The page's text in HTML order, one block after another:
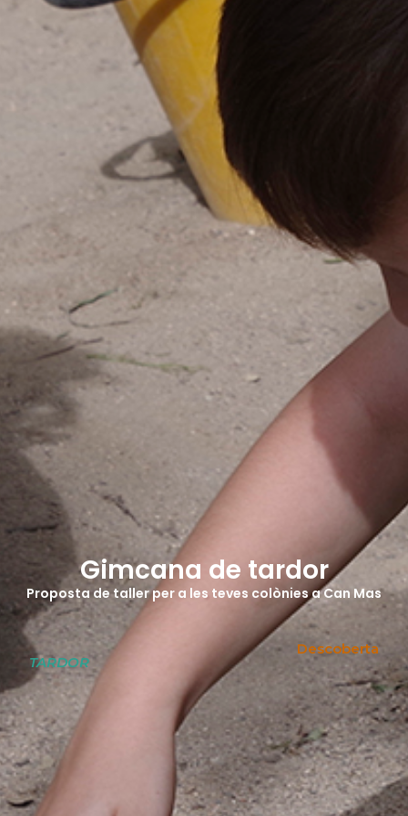
Gimcana de tardor
Proposta de taller per a les teves colònies a Can Mas
Descoberta
TARDOR